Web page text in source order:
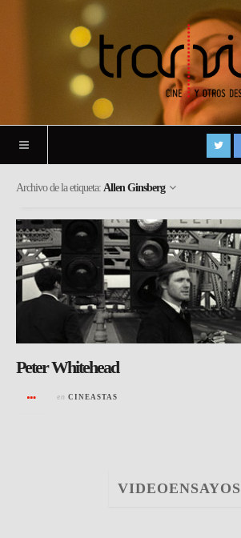
Archivo de la etiqueta: Allen Ginsberg
Peter Whitehead
en CINEASTAS
VIDEOENSAYOS